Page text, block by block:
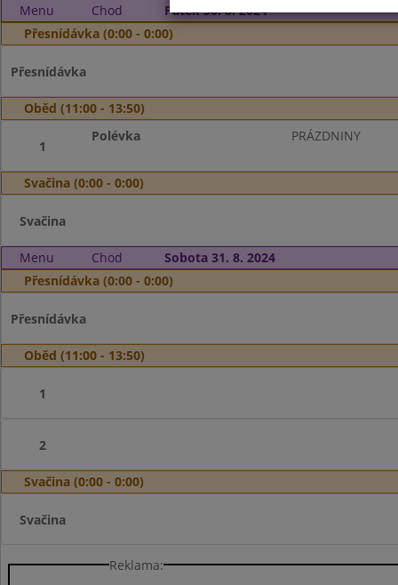
Menu Chod
Pátek 30. 8. 2024
Přesnídávka (0:00 - 0:00)
Přesnídávka
Oběd (11:00 - 13:50)
1
Polévka PRÁZDNINY
Svačina (0:00 - 0:00)
Svačina
Menu Chod
Sobota 31. 8. 2024
Přesnídávka (0:00 - 0:00)
Přesnídávka
Oběd (11:00 - 13:50)
1
2
Svačina (0:00 - 0:00)
Svačina
Reklama: